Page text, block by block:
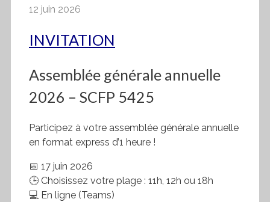
12 juin 2026
INVITATION
Assemblée générale annuelle
2026 – SCFP 5425
Participez à votre assemblée générale annuelle
en format express d’1 heure !
📅 17 juin 2026
🕒 Choisissez votre plage : 11h, 12h ou 18h
💻 En ligne (Teams)